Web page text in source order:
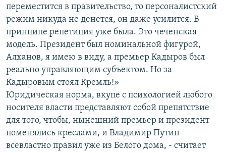
переместится в правительство, то персоналистский
режим никуда не денется, он даже усилится. В
принципе репетиция уже была. Это чеченская
модель. Президент был номинальной фигурой,
Алханов, я имею в виду, а премьер Кадыров был
реально управляющим субъектом. Но за
Кадыровым стоял Кремль!»
Юридическая норма, вкупе с психологией любого
носителя власти представляют собой препятствие
для того, чтобы, нынешний премьер и президент
поменялись креслами, и Владимир Путин
всевластно правил уже из Белого дома, - считает